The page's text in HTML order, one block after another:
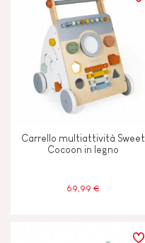
Carrello multiattività Sweet
Cocoon in legno
69,99 €